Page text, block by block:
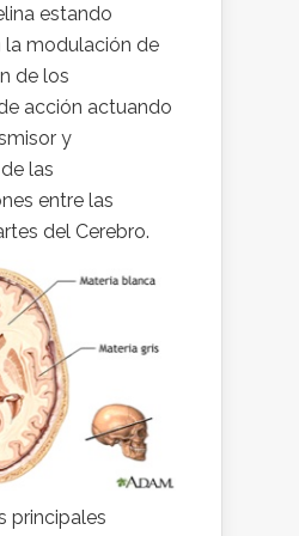
estando
la modulación de
de los
acción actuando
y
las
entre las
del Cerebro.
principales